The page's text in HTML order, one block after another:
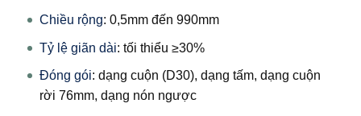
Chiều rộng: 0,5mm đến 990mm
Tỷ lệ giãn dài: tối thiểu ≥30%
Đóng gói: dạng cuộn (D30), dạng tấm, dạng cuộn
rời 76mm, dạng nón ngược